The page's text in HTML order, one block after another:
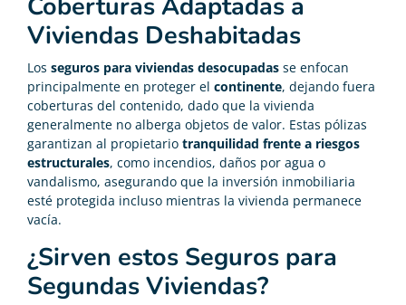
Coberturas Adaptadas a
Viviendas Deshabitadas
Los seguros para viviendas desocupadas se enfocan
principalmente en proteger el continente, dejando fuera
coberturas del contenido, dado que la vivienda
generalmente no alberga objetos de valor. Estas pólizas
garantizan al propietario tranquilidad frente a riesgos
estructurales, como incendios, daños por agua o
vandalismo, asegurando que la inversión inmobiliaria
esté protegida incluso mientras la vivienda permanece
vacía.
¿Sirven estos Seguros para
Segundas Viviendas?